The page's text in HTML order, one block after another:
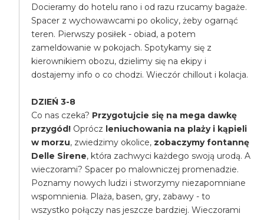
Docieramy do hotelu rano i od razu rzucamy bagaże.
Spacer z wychowawcami po okolicy, żeby ogarnąć
teren. Pierwszy posiłek - obiad, a potem
zameldowanie w pokojach. Spotykamy się z
kierownikiem obozu, dzielimy się na ekipy i
dostajemy info o co chodzi. Wieczór chillout i kolacja.
DZIEŃ 3-8
Co nas czeka? Przygotujcie się na mega dawkę
przygód! Oprócz leniuchowania na plaży i kąpieli
w morzu, zwiedzimy okolice, zobaczymy fontannę
Delle Sirene, która zachwyci każdego swoją urodą. A
wieczorami? Spacer po malowniczej promenadzie.
Poznamy nowych ludzi i stworzymy niezapomniane
wspomnienia. Plaża, basen, gry, zabawy - to
wszystko połączy nas jeszcze bardziej. Wieczorami